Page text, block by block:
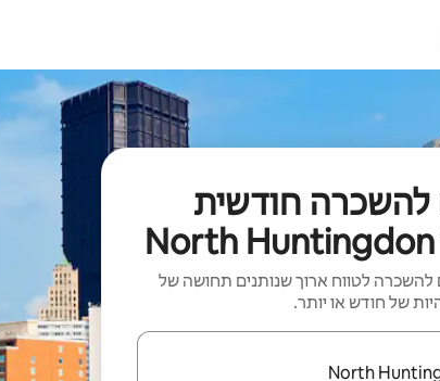
להשכרה חודשית
להשכרה לטווח ארוך שנותנים תחושה של
של חודש או יותר.
יהיו זמינות, יש לנווט עם מקשי החיצים למעלה ולמטה או לעיין